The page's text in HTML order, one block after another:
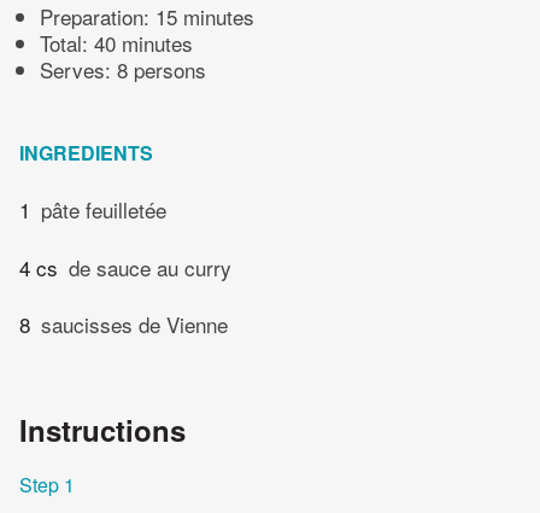
Preparation: 15 minutes
Total: 40 minutes
Serves: 8 persons
INGREDIENTS
1 pâte feuilletée
4 cs de sauce au curry
8 saucisses de Vienne
Instructions
Step 1